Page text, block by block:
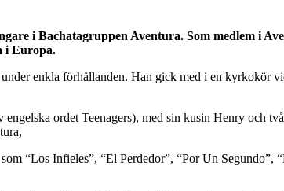
i Bachatagruppen Aventura. Som medlem i
i Europa.
enkla förhållanden. Han gick med i en kyrkokör
ordet Teenagers), med sin kusin Henry och
“Los Infieles”, “El Perdedor”, “Por Un Segundo”,